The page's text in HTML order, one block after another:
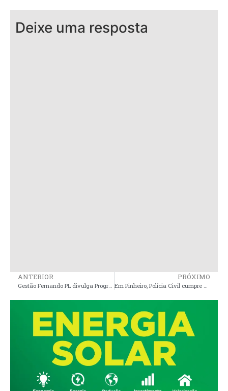
Deixe uma resposta
ANTERIOR
Gestão Fernando PL divulga Programação Oficial do Carnaval de Governador Nunes Freire que promete ser um dos melhores da região
PRÓXIMO
Em Pinheiro, Polícia Civil cumpre mandados judiciais e prende sete pessoas em investigação de tráfico de drogas na região